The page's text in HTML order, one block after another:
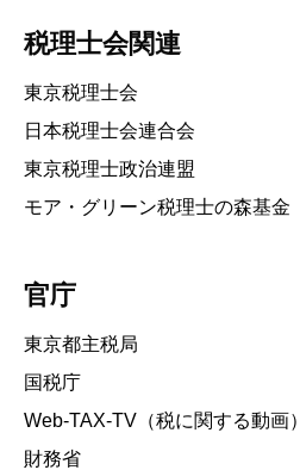
税理士会関連
東京税理士会
日本税理士会連合会
東京税理士政治連盟
モア・グリーン税理士の森基金
官庁
東京都主税局
国税庁
Web-TAX-TV（税に関する動画）
財務省